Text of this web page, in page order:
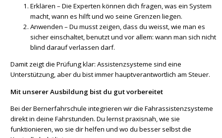
Erklären – Die Experten können dich fragen, was ein System
macht, wann es hilft und wo seine Grenzen liegen.
Anwenden – Du musst zeigen, dass du weisst, wie man es
sicher einschaltet, benutzt und vor allem: wann man sich nicht
blind darauf verlassen darf.
Damit zeigt die Prüfung klar: Assistenzsysteme sind eine
Unterstützung, aber du bist immer hauptverantwortlich am Steuer.
Mit unserer Ausbildung bist du gut vorbereitet
Bei der Bernerfahrschule integrieren wir die Fahrassistenzsysteme
direkt in deine Fahrstunden. Du lernst praxisnah, wie sie
funktionieren, wo sie dir helfen und wo du besser selbst die